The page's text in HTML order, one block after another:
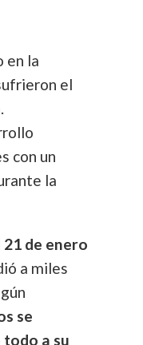
en la
el
con un
la
21 de enero
a miles
se
a su